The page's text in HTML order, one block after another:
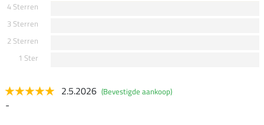
4 Sterren
3 Sterren
2 Sterren
1 Ster
2.5.2026 (Bevestigde aankoop)
-